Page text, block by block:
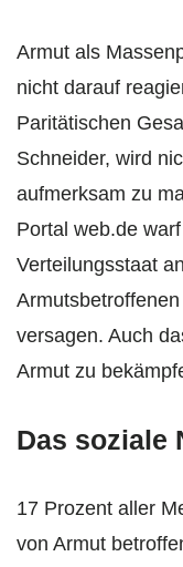
Armut als
nicht darauf
Paritätischen
Schneider, wird
aufmerksam zu
Portal web.de
Verteilungsstaat
versagen. Auch
Armut zu
Das soziale
17 Prozent aller
von Armut